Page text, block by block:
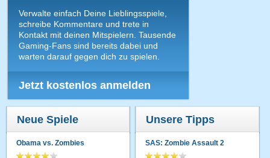
Verwalte einfach Deine Lieblingsspiele,
schreibe Kommentare und trete in
Kontakt mit deinen Mitspielern. Tausende
Gaming-Fans sind bereits dabei und
warten darauf gegen dich zu spielen.
Jetzt kostenlos anmelden
Neue Spiele
Obama vs. Zombies
Unsere Tipps
SAS: Zombie Assault 2